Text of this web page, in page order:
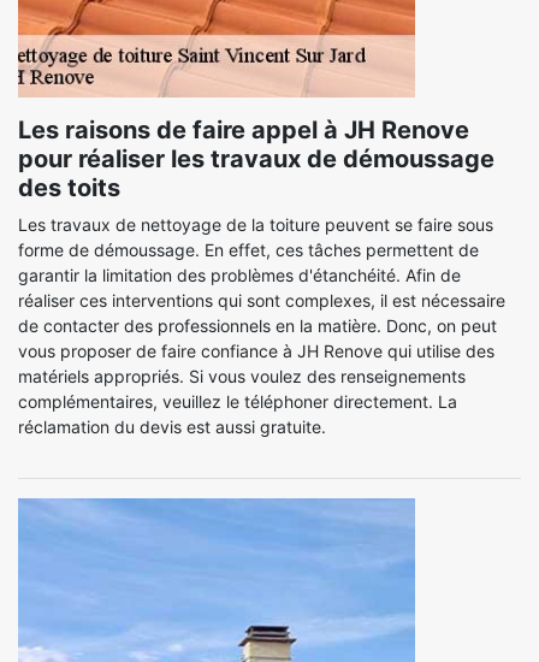
Les raisons de faire appel à JH Renove
pour réaliser les travaux de démoussage
des toits
Les travaux de nettoyage de la toiture peuvent se faire sous
forme de démoussage. En effet, ces tâches permettent de
garantir la limitation des problèmes d'étanchéité. Afin de
réaliser ces interventions qui sont complexes, il est nécessaire
de contacter des professionnels en la matière. Donc, on peut
vous proposer de faire confiance à JH Renove qui utilise des
matériels appropriés. Si vous voulez des renseignements
complémentaires, veuillez le téléphoner directement. La
réclamation du devis est aussi gratuite.